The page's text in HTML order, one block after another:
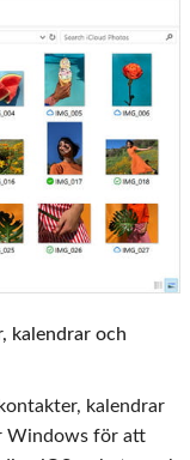
kalendrar och
kalendrar
Windows för att